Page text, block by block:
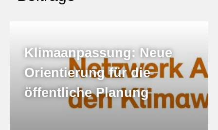
Klimaanpassung: Neue
Orientierung für die
öffentliche Planung